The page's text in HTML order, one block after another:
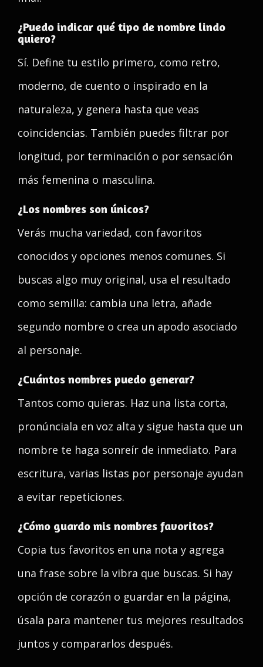
¿Puedo indicar qué tipo de nombre lindo
quiero?
Sí. Define tu estilo primero, como retro,
moderno, de cuento o inspirado en la
naturaleza, y genera hasta que veas
coincidencias. También puedes filtrar por
longitud, por terminación o por sensación
más femenina o masculina.
¿Los nombres son únicos?
Verás mucha variedad, con favoritos
conocidos y opciones menos comunes. Si
buscas algo muy original, usa el resultado
como semilla: cambia una letra, añade
segundo nombre o crea un apodo asociado
al personaje.
¿Cuántos nombres puedo generar?
Tantos como quieras. Haz una lista corta,
pronúnciala en voz alta y sigue hasta que un
nombre te haga sonreír de inmediato. Para
escritura, varias listas por personaje ayudan
a evitar repeticiones.
¿Cómo guardo mis nombres favoritos?
Copia tus favoritos en una nota y agrega
una frase sobre la vibra que buscas. Si hay
opción de corazón o guardar en la página,
úsala para mantener tus mejores resultados
juntos y compararlos después.